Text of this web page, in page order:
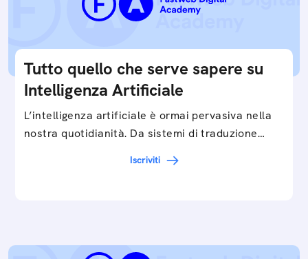
Tutto quello che serve sapere su
Intelligenza Artificiale
L’intelligenza artificiale è ormai pervasiva nella
nostra quotidianità. Da sistemi di traduzione
Iscriviti